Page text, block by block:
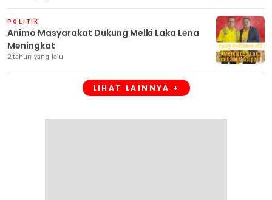
POLITIK
Animo Masyarakat Dukung Melki Laka Lena
Meningkat
2 tahun yang lalu
LIHAT LAINNYA +